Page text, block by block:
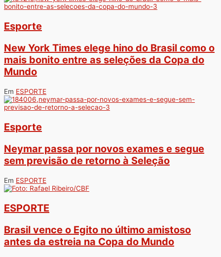
Esporte
New York Times elege hino do Brasil como o
mais bonito entre as seleções da Copa do
Mundo
Em ESPORTE
Esporte
Neymar passa por novos exames e segue
sem previsão de retorno à Seleção
Em ESPORTE
ESPORTE
Brasil vence o Egito no último amistoso
antes da estreia na Copa do Mundo